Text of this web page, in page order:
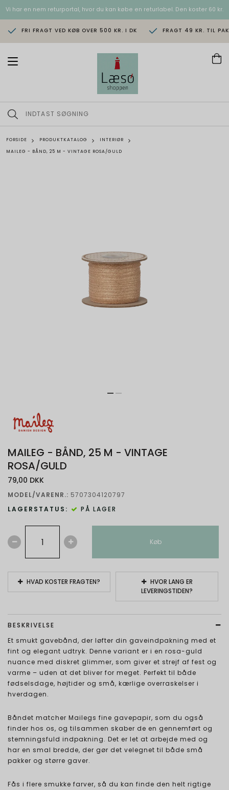
Vi har en nem returportal, hvor du kan købe en returlabel. Den koster 60 kr.
FRI FRAGT VED KØB OVER 500 KR. I DK FRAGT 49 KR. TIL
T
n
a
i
g
FORSIDE PRODUKTKATALOG
INTERIØR
MAILEG - BÅND, 25 M - VINTAGE ROSA/GULD
MAILEG - BÅND, 25 M - VINTAGE
ROSA/GULD
79,00 DKK
MODEL/VARENR.: 5707304120797
LAGERSTATUS:
PÅ LAGER
Køb
HVAD KOSTER FRAGTEN?
HVOR LANG ER
LEVERINGSTIDEN?
BESKRIVELSE
Et smukt gavebånd, der løfter din gaveindpakning med et
fint og elegant udtryk. Denne variant er i en rosa-guld
nuance med diskret glimmer, som giver et strejf af fest og
varme – uden at det bliver for meget. Perfekt til både
fødselsdage, højtider og små, kærlige overraskelser i
hverdagen.
Båndet matcher Mailegs fine gavepapir, som du også
finder hos os, og tilsammen skaber de en gennemført og
stemningsfuld indpakning. Det er let at arbejde med og
har en smal bredde, der gør det velegnet til både små
pakker og større gaver.
Fås i flere smukke farver, så du kan finde den helt rigtige